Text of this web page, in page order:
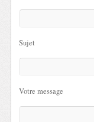
Sujet
Votre message